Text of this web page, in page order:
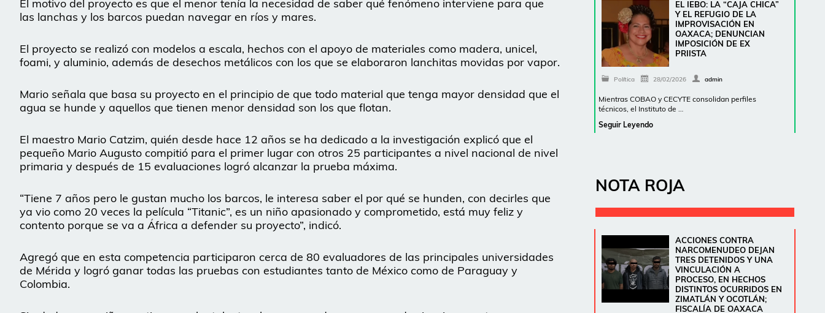
El motivo del proyecto es que el menor tenía la necesidad de saber qué fenómeno interviene para que
las lanchas y los barcos puedan navegar en ríos y mares.
El proyecto se realizó con modelos a escala, hechos con el apoyo de materiales como madera, unicel,
foami, y aluminio, además de desechos metálicos con los que se elaboraron lanchitas movidas por vapor.
Mario señala que basa su proyecto en el principio de que todo material que tenga mayor densidad que el
agua se hunde y aquellos que tienen menor densidad son los que flotan.
El maestro Mario Catzim, quién desde hace 12 años se ha dedicado a la investigación explicó que el
pequeño Mario Augusto compitió para el primer lugar con otros 25 participantes a nivel nacional de nivel
primaria y después de 15 evaluaciones logró alcanzar la prueba máxima.
“Tiene 7 años pero le gustan mucho los barcos, le interesa saber el por qué se hunden, con decirles que
ya vio como 20 veces la película “Titanic”, es un niño apasionado y comprometido, está muy feliz y
contento porque se va a África a defender su proyecto”, indicó.
Agregó que en esta competencia participaron cerca de 80 evaluadores de las principales universidades
de Mérida y logró ganar todas las pruebas con estudiantes tanto de México como de Paraguay y
Colombia.
EL IEBO: LA “CAJA CHICA”
Y EL REFUGIO DE LA
IMPROVISACIÓN EN
OAXACA; DENUNCIAN
IMPOSICIÓN DE EX
PRIISTA
Política 28/02/2026 admin
Mientras COBAO y CECYTE consolidan perfiles
técnicos, el Instituto de …
Seguir Leyendo
NOTA ROJA
ACCIONES CONTRA
NARCOMENUDEO DEJAN
TRES DETENIDOS Y UNA
VINCULACIÓN A
PROCESO, EN HECHOS
DISTINTOS OCURRIDOS EN
ZIMATLÁN Y OCOTLÁN;
FISCALÍA DE OAXACA